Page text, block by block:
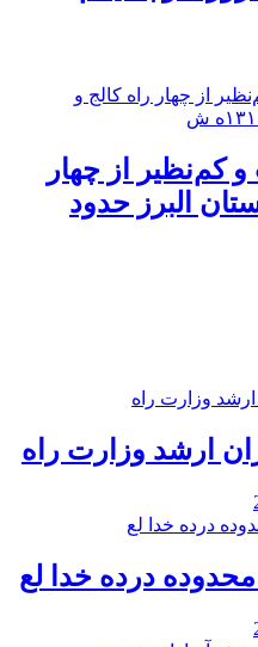
کم‌نظیر از چهار
البرز حدود
ارشد وزارت راه
درده خدا لع